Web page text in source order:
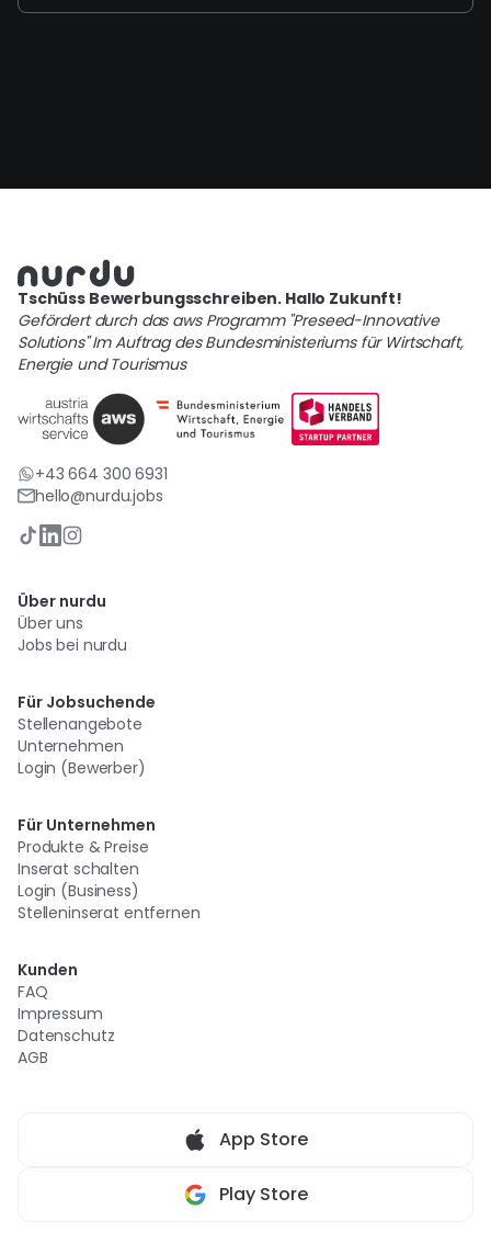
Tschüss Bewerbungsschreiben. Hallo Zukunft!
Gefördert durch das aws Programm "Preseed-Innovative
Solutions" Im Auftrag des Bundesministeriums für Wirtschaft,
Energie und Tourismus
+43 664 300 6931
hello@nurdu.jobs
Über nurdu
Über uns
Jobs bei nurdu
Für Jobsuchende
Stellenangebote
Unternehmen
Login (Bewerber)
Für Unternehmen
Produkte & Preise
Inserat schalten
Login (Business)
Stelleninserat entfernen
Kunden
FAQ
Impressum
Datenschutz
AGB
App Store
Play Store